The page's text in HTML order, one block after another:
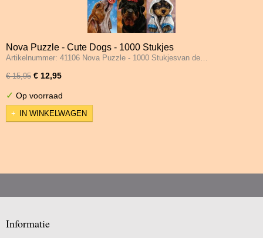
Nova Puzzle - Cute Dogs - 1000 Stukjes
Artikelnummer: 41106 Nova Puzzle - 1000 Stukjesvan de…
€ 15,95 € 12,95
✓ Op voorraad
IN WINKELWAGEN
Informatie